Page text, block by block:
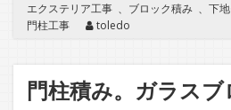
エクステリア工事 、 ブロック積み 、 下
門柱工事
toledo
門柱積み。ガラスブ